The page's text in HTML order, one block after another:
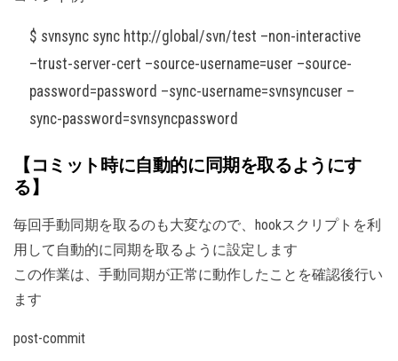
$ svnsync sync http://global/svn/test –non-interactive
–trust-server-cert –source-username=user –source-
password=password –sync-username=svnsyncuser –
sync-password=svnsyncpassword
【コミット時に自動的に同期を取るようにす
る】
毎回手動同期を取るのも大変なので、hookスクリプトを利
用して自動的に同期を取るように設定します
この作業は、手動同期が正常に動作したことを確認後行い
ます
post-commit